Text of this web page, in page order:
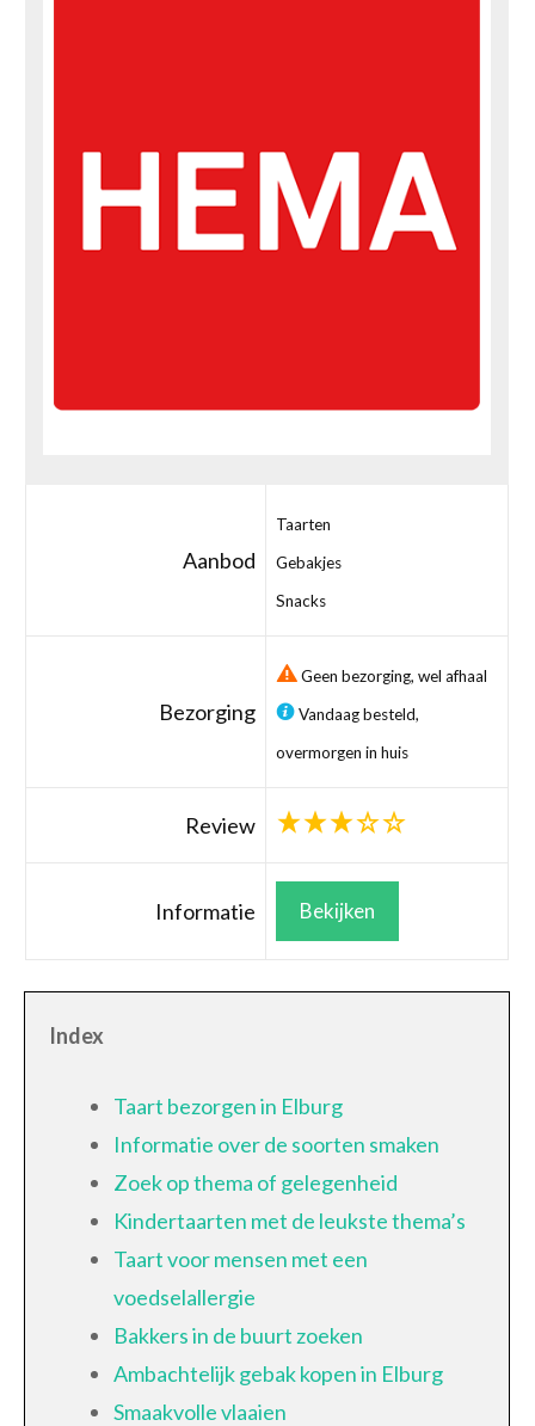
Aanbod
Taarten
Gebakjes
Snacks
Bezorging
Geen bezorging, wel afhaal
Vandaag besteld,
overmorgen in huis
Review
Informatie Bekijken
Index
Taart bezorgen in Elburg
Informatie over de soorten smaken
Zoek op thema of gelegenheid
Kindertaarten met de leukste thema’s
Taart voor mensen met een
voedselallergie
Bakkers in de buurt zoeken
Ambachtelijk gebak kopen in Elburg
Smaakvolle vlaaien